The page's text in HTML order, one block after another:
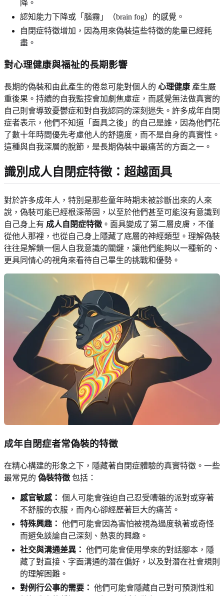
降。
認知能力下降或「腦霧」（brain fog）的感覺。
自閉症特徵增加，因為用來偽裝這些特徵的能量已經耗
盡。
對心理健康與福祉的長期影響
長期的偽裝和由此產生的倦怠可能對個人的 心理健康 產生嚴
重後果。持續的自我監控會加劇焦慮症，而感覺無法做真實的
自己則會導致憂鬱症和對自我認同的深刻迷失。許多成年自閉
症者表示，他們不知道「面具之後」的自己是誰，因為他們花
了數十年時間優先考慮他人的舒適度，而不是自身的真實性。
這種與自我深層的脫節，是長期偽裝中最痛苦的方面之一。
識別成人自閉症特徵：超越面具
對於許多成年人，特別是那些童年時期未被診斷出來的人來
說，偽裝可能已經根深蒂固，以至於他們甚至可能沒有意識到
自己身上有 成人自閉症特徵。面具變成了第二層皮膚，不僅
從他人那裡，也從自己身上隱藏了底層的神經類型。理解偽裝
往往是解鎖一個人自我意識的關鍵，讓他們能夠以一種新的、
更具同情心的視角來看待自己畢生的挑戰和優勢。
成年自閉症者常偽裝的特徵
在精心構建的形象之下，隱藏著自閉症體驗的真實特徵。一些
最常見的 偽裝特徵包括：
感官敏感： 個人可能會強迫自己忍受嘈雜的派對或穿著
不舒服的衣服，而內心卻經歷著巨大的痛苦。
特殊興趣： 他們可能會因為害怕被視為過度執著或奇怪
而避免談論自己深刻、熱衷的興趣。
社交與溝通差異： 他們可能會使用學來的對話腳本，隱
藏了對直接、字面溝通的潛在偏好，以及對潛在社會規則
的理解困難。
對例行公事的需要： 他們可能會隱藏自己對可預測性和